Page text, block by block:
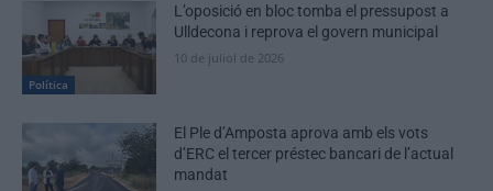
Política
L’oposició en bloc tomba el pressupost a
Ulldecona i reprova el govern municipal
10 de juliol de 2026
El Ple d’Amposta aprova amb els vots
d’ERC el tercer préstec bancari de l’actual
mandat